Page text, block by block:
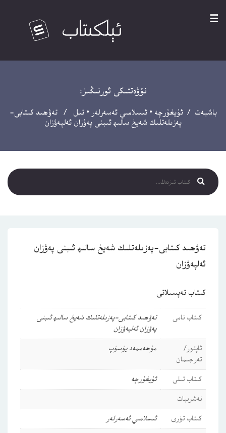
☰
نۆۋەتتىكى ئورنىڭىز:
باشبەت /ئۇيغۇرچە •ئىسلامىي ئەسەرلەر •تىل / تەۋھىد كىتابى-
پەزىلەتلىك شەيخ سالىھ ئىبنى پەۋزان ئەلپەۋزان
تەۋھىد كىتابى-پەزىلەتلىك شەيخ سالىھ ئىبنى پەۋزان
ئەلپەۋزان
كىتاب تەپسىلاتى
كىتاب نامى
تەۋھىد كىتابى-پەزىلەتلىك شەيخ سالىھ ئىبنى
پەۋزان ئەلپەۋزان
ئاپتور/
تەرجىمان
مۇھەممەد يۈسۈپ
كىتاب تىلى
ئۇيغۇرچە
نەشرىيات
كىتاب تۈرى
ئىسلامىي ئەسەرلەر